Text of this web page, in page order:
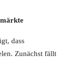
dass
Zunächst fällt